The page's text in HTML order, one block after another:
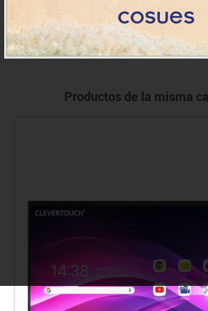
Productos de la misma